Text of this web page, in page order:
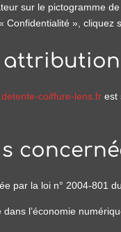
sur le pictogramme
»,
coiffure-lens.fr est
par la loi n° 2004-801
l’économie